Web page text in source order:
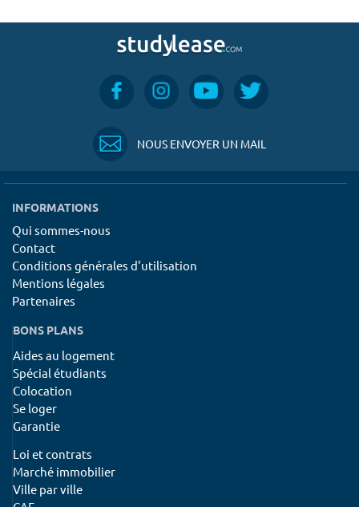
NOUS ENVOYER UN MAIL
INFORMATIONS
Qui sommes-nous
Contact
Conditions générales d'utilisation
Mentions légales
Partenaires
BONS PLANS
Aides au logement
Spécial étudiants
Colocation
Se loger
Garantie
Loi et contrats
Marché immobilier
Ville par ville